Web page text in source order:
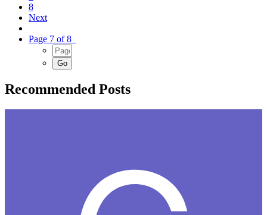
8
Next
Page 7 of 8
Recommended Posts